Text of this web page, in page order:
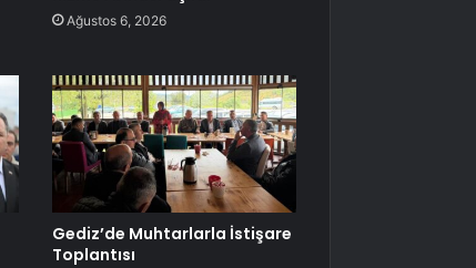
Ağustos 6, 2026
Gediz’de Muhtarlarla İstişare
Toplantısı